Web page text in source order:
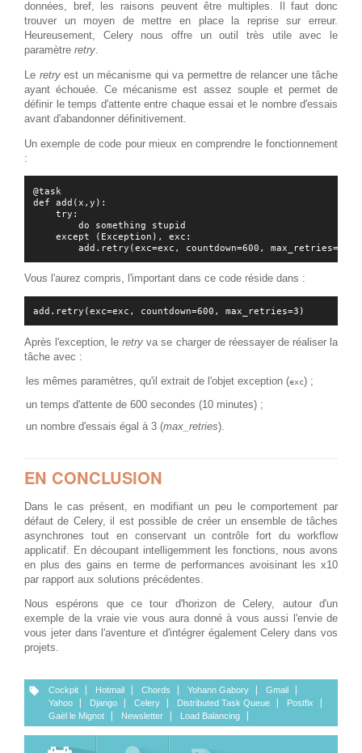
données, bref, les raisons peuvent être multiples. Il faut donc
trouver un moyen de mettre en place la reprise sur erreur.
Heureusement, Celery nous offre un outil très utile avec le
paramètre retry.
Le retryest un mécanisme qui va permettre de relancer une tâche
ayant échouée. Ce mécanisme est assez souple et permet de
définir le temps d'attente entre chaque essai et le nombre d'essais
avant d'abandonner définitivement.
Un exemple de code pour mieux en comprendre le fonctionnement
:
@task
def add(x,y):
    try:
        do something stupid
    except (Exception), exc:
Vous l'aurez compris, l'important dans ce code réside dans :
Après l'exception, leretry va se charger de réessayer de réaliser la
tâche avec :
les mêmes paramètres, qu'il extrait de l'objet exception (exc) ;
un temps d'attente de 600 secondes (10 minutes) ;
un nombre d'essais égal à 3 (max_retries).
EN CONCLUSION
Dans le cas présent, en modifiant un peu le comportement par
défaut de Celery, il est possible de créer un ensemble de tâches
asynchrones tout en conservant un contrôle fort du workflow
applicatif. En découpant intelligemment les fonctions, nous avons
en plus des gains en terme de performances avoisinant les x10
par rapport aux solutions précédentes.
Nous espérons que ce tour d'horizon de Celery, autour d'un
exemple de la vraie vie vous aura donné à vous aussi l'envie de
vous jeter dans l'aventure et d'intégrer également Celery dans vos
projets.
Cockpit Hotmail Chords Yohann Gabory
Gmail
Yahoo
Django Celery Distributed Task Queue
Postfix
Gaël le Mignot
Newsletter Load Balancing